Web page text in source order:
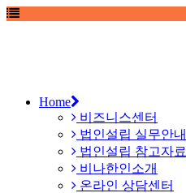
Home
비즈니스센터
법인설립 실무안내
법인설립 참고자료
비나한인소개
온라인 상담센터